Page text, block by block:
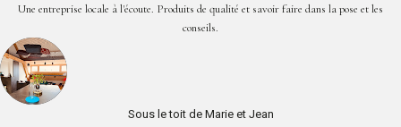
Une entreprise locale à l'écoute. Produits de qualité et savoir faire dans la pose et les
conseils.
Sous le toit de Marie et Jean